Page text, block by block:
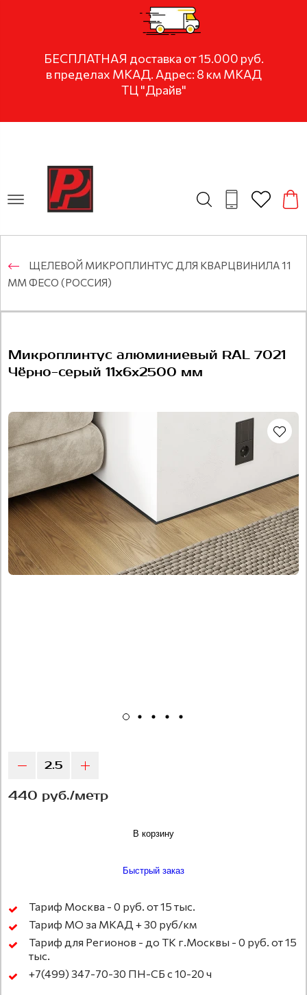
БЕСПЛАТНАЯ доставка от 15.000 руб.
в пределах МКАД. Адрес: 8 км МКАД
ТЦ "Драйв"
ЩЕЛЕВОЙ МИКРОПЛИНТУС ДЛЯ КВАРЦВИНИЛА 11
ММ ФЕСО (РОССИЯ)
Микроплинтус алюминиевый RAL 7021
Чёрно-серый 11х6х2500 мм
440 руб./метр
В корзину
Быстрый заказ
Тариф Москва - 0 руб. от 15 тыс.
Тариф МО за МКАД + 30 руб/км
Тариф для Регионов - до ТК г.Москвы - 0 руб. от 15
тыс.
+7(499) 347-70-30 ПН-СБ с 10-20 ч